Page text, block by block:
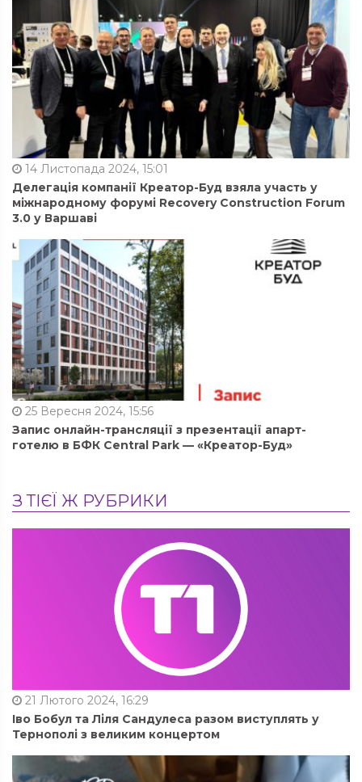
14 Листопада 2024, 15:01
Делегація компанії Креатор-Буд взяла участь у
міжнародному форумі Recovery Construction Forum
3.0 у Варшаві
25 Вересня 2024, 15:56
Запис онлайн-трансляції з презентації апарт-
готелю в БФК Central Park — «Креатор-Буд»
З ТІЄЇ Ж РУБРИКИ
21 Лютого 2024, 16:29
Іво Бобул та Ліля Сандулеса разом виступлять у
Тернополі з великим концертом